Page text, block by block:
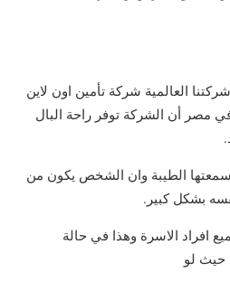
العالمية شركة تأمين اون لاين
مصر أن الشركة توفر راحة البال
سمعتها الطيبة وان الشخص يكون من
بشكل كبير.
افراد الاسرة وهذا في حالة
حيث لو